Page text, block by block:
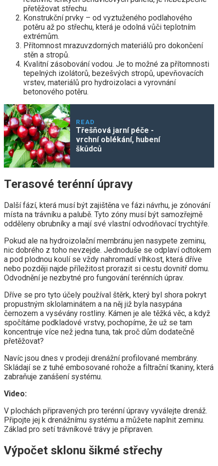
přetěžovat střechu.
Konstrukční prvky – od vyztuženého podlahového
potěru až po střechu, která je odolná vůči teplotním
extrémům.
Přítomnost mrazuvzdorných materiálů pro dokončení
stěn a stropů.
Kvalitní zásobování vodou. Je to možné za přítomnosti
tepelných izolátorů, bezešvých stropů, upevňovacích
vrstev, materiálů pro hydroizolaci a vyrovnání
betonového potěru.
READ
Třešňová jarní péče -
vrchní oblékání, hubení
škůdců
Terasové terénní úpravy
Další fází, která musí být zajištěna ve fázi návrhu, je zónování
místa na trávníku a palubě. Tyto zóny musí být samozřejmě
odděleny obrubníky a mají své vlastní odvodňovací trychtýře.
Pokud ale na hydroizolační membránu jen nasypete zeminu,
nic dobrého z toho nevzejde. Jednoduše se odplaví odtokem
a pod plodnou koulí se vždy nahromadí vlhkost, která dříve
nebo později najde příležitost prorazit si cestu dovnitř domu.
Odvodnění je nezbytné pro fungování terénních úprav.
Dříve se pro tyto účely používal štěrk, který byl shora pokryt
propustným sklolaminátem a na něj již byla nasypána
černozem a vysévány rostliny. Kámen je ale těžká věc, a když
spočítáme podkladové vrstvy, pochopíme, že už se tam
koncentruje více než jedna tuna, tak proč dům dodatečně
přetěžovat?
Navíc jsou dnes v prodeji drenážní profilované membrány.
Skládají se z tuhé embosované rohože a filtrační tkaniny, která
zabraňuje zanášení systému.
Video:
V plochách připravených pro terénní úpravy vyválejte drenáž.
Připojte jej k drenážnímu systému a můžete naplnit zeminu.
Základ pro setí trávníkové trávy je připraven.
Výpočet sklonu šikmé střechy